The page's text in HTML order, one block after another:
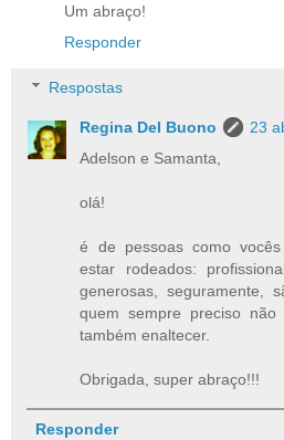
Um abraço!
Responder
Respostas
Regina Del Buono
23
Adelson e Samanta,
olá!
é de pessoas como
estar rodeados:
generosas, seguramente,
quem sempre preciso não
também enaltecer.
Obrigada, super abraço!!!
Responder